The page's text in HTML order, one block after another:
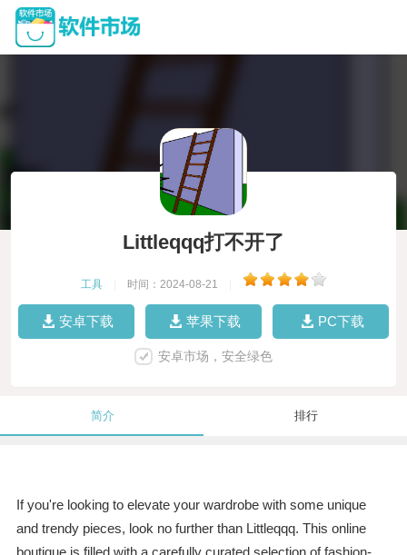
Littleqqq打不开了
工具 时间：2024-08-21
安卓下载 苹果下载 PC下载
安卓市场，安全绿色
简介 排行
If you're looking to elevate your wardrobe with some unique
and trendy pieces, look no further than Littleqqq. This online